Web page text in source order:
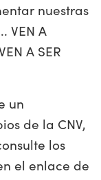
nuestras
VEN A
A SER
un
de la CNV,
los
el enlace de